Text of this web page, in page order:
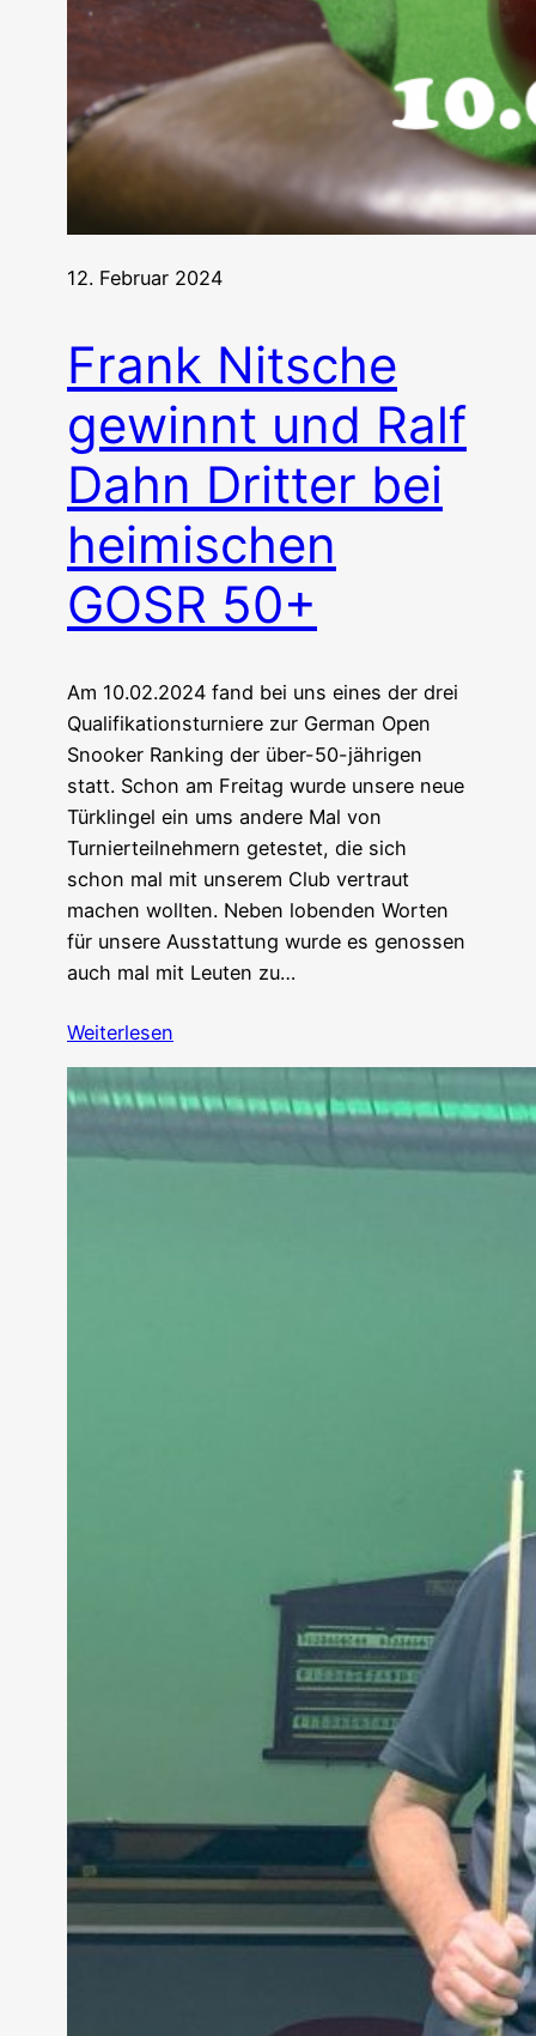
12. Februar 2024
Frank Nitsche
gewinnt und Ralf
Dahn Dritter bei
heimischen
GOSR 50+
Am 10.02.2024 fand bei uns eines der drei
Qualifikationsturniere zur German Open
Snooker Ranking der über-50-jährigen
statt. Schon am Freitag wurde unsere neue
Türklingel ein ums andere Mal von
Turnierteilnehmern getestet, die sich
schon mal mit unserem Club vertraut
machen wollten. Neben lobenden Worten
für unsere Ausstattung wurde es genossen
auch mal mit Leuten zu…
Weiterlesen